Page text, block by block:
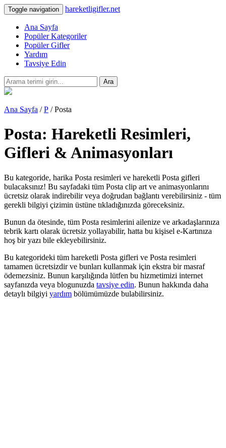
Toggle navigation hareketligifler.net
Ana Sayfa
Popüler Kategoriler
Popüler Gifler
Yardım
Tavsiye Edin
Ara
Ana Sayfa /P / Posta
Posta: Hareketli Resimleri,
Gifleri & Animasyonları
Bu kategoride, harika Posta resimleri ve hareketli Posta gifleri
bulacaksınız! Bu sayfadaki tüm Posta clip art ve animasyonlarını
ücretsiz olarak indirebilir veya doğrudan bağlantı verebilirsiniz - tüm
gerekli bilgiyi çizimin üstüne tıkladığınızda göreceksiniz.
Bunun da ötesinde, tüm Posta resimlerini ailenize ve arkadaşlarınıza
tebrik kartı olarak ücretsiz yollayabilir, hatta bu kişisel e-Kartınıza
hoş bir yazı bile ekleyebilirsiniz.
Bu kategorideki tüm hareketli Posta gifleri ve Posta resimleri
tamamen ücretsizdir ve bunları kullanmak için ekstra bir masraf
ödemezsiniz. Bunun karşılığında lütfen bu hizmetimizi internet
sayfanızda veya blogunuzda tavsiye edin. Bunun hakkında daha
detaylı bilgiyi yardım bölümümüzde bulabilirsiniz.